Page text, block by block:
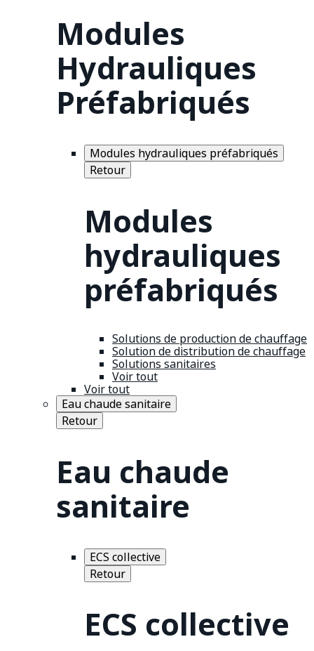
Modules
Hydrauliques
Préfabriqués
Modules hydrauliques préfabriqués
Retour
Modules
hydrauliques
préfabriqués
Solutions de production de chauffage
Solution de distribution de chauffage
Solutions sanitaires
Voir tout
Voir tout
Eau chaude sanitaire
Retour
Eau chaude
sanitaire
ECS collective
Retour
ECS collective